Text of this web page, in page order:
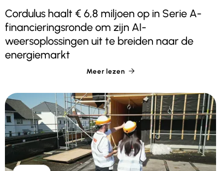
Cordulus haalt € 6,8 miljoen op in Serie A-
financieringsronde om zijn AI-
weersoplossingen uit te breiden naar de
energiemarkt
Meer lezen 